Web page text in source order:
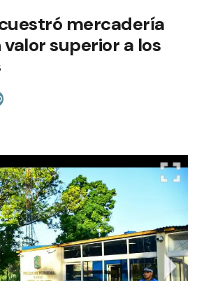
mercadería
superior a los